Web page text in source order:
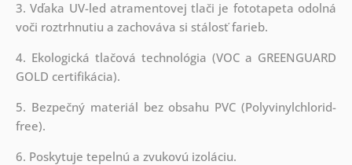
3. Vďaka UV-led atramentovej tlači je fototapeta odolná
voči roztrhnutiu a zachováva si stálosť farieb.
4. Ekologická tlačová technológia (VOC a GREENGUARD
GOLD certifikácia).
5. Bezpečný materiál bez obsahu PVC (Polyvinylchlorid-
free).
6. Poskytuje tepelnú a zvukovú izoláciu.